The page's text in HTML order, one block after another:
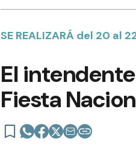
SE REALIZARÁ del 20 al
El
Fiesta